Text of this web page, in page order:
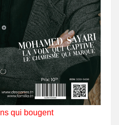
qui bougent